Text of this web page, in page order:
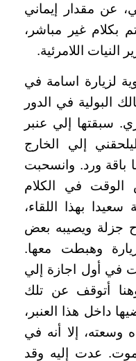
عن مقدار إيماني
بكلام غير مباشر،
اللامرئية.
لزيارة اسامة في
البولية في الدور
سبقتها إلي عنبر
إلي الخارج
باقة ورد. وانسحبت
في الكلام
بهذا اللقاء،
جزلة ويصيبه بعض
وهبطت معها.
في أول اجازة إلي
أتوقف عن تلك
داخل هذا العنبر،
وسعته، إلا أنه في
عدت إليه وقد